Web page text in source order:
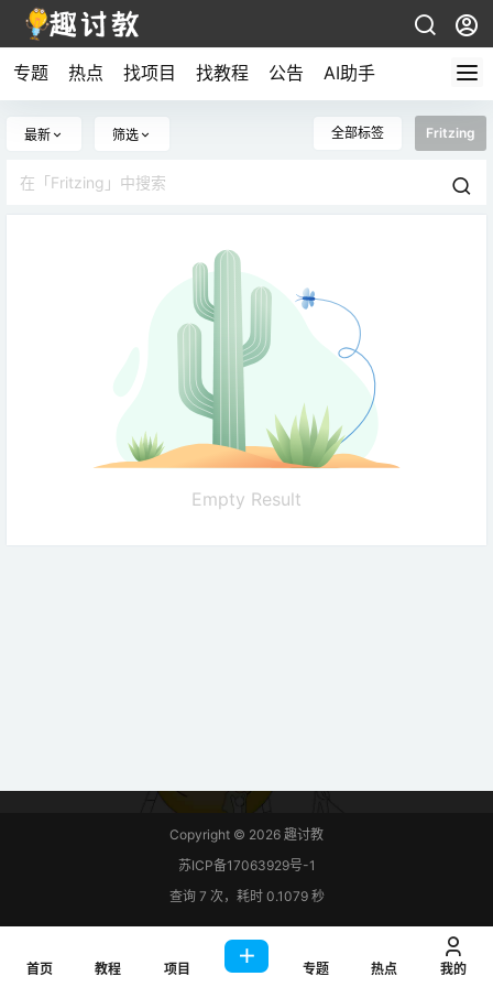
专题 热点 找项目 找教程 公告 AI助手
最新 筛选 全部标签 Fritzing
Empty Result
Copyright © 2026 趣讨教
苏ICP备17063929号-1
查询 7 次，耗时 0.1079 秒
首页 教程 项目 专题 热点 我的